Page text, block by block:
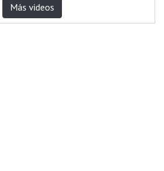
Más videos